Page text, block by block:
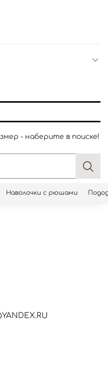
- наберите в поиске!
Наволочки с рюшами